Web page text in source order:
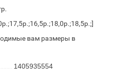
вам размеры в
1405935554